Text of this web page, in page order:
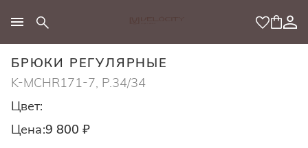
БРЮКИ РЕГУЛЯРНЫЕ
K-MCHR171-7, Р.34/34
Цвет:
Цена:9 800 ₽